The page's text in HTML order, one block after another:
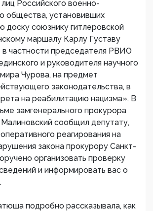
Российского военно-
общества, установивших
доску союзнику гитлеровской
маршалу Карлу Густаву
в частности председателя РВИО
и руководителя научного
Чурова, на предмет
законодательства, в
на реабилитацию нацизма». В
замгенерального прокурора
сообщил депутату,
реагирования на
закона прокурору Санкт-
организовать проверку
и информировать вас о
подробно рассказывала, как